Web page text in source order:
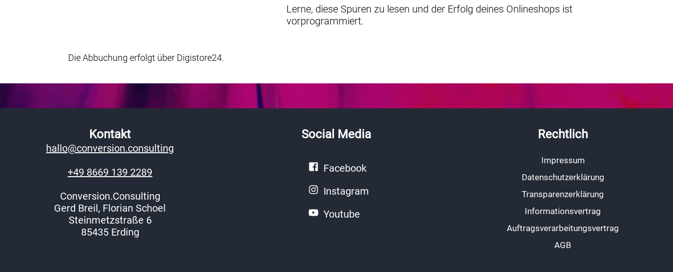
Lerne, diese Spuren zu lesen und der Erfolg deines Onlineshops ist
vorprogrammiert.
Die Abbuchung erfolgt über Digistore24.
Kontakt
hallo@conversion.consulting
+49 8669 139 2289
Conversion.Consulting
Gerd Breil, Florian Schoel
Steinmetzstraße 6
85435 Erding
Social Media
Facebook
Instagram
Youtube
Rechtlich
Impressum
Datenschutzerklärung
Transparenzerklärung
Informationsvertrag
Auftragsverarbeitungsvertrag
AGB